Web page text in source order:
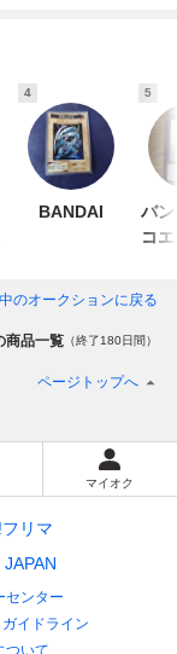
4
BANDAI
5
バ
コ
のオークションに戻る
商品一覧 （終了180日間）
ページトップへ
マイオク
リマ
センター
ガイドライン
ついて